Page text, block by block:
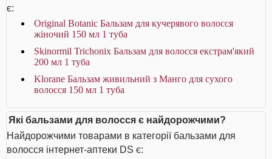
є:
Original Botanic Бальзам для кучерявого волосся
жіночий 150 мл 1 туба
Skinormil Trichonix Бальзам для волосся екстрам'який
200 мл 1 туба
Klorane Бальзам живильний з Манго для сухого
волосся 150 мл 1 туба
Які бальзами для волосся є найдорожчими?
Найдорожчими товарами в категорії бальзами для
волосся інтернет-аптеки DS є: